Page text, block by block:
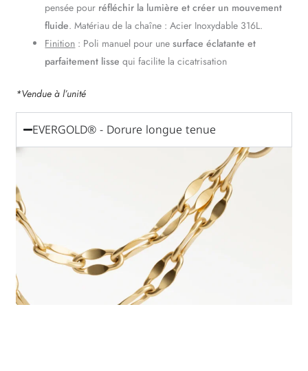
pensée pour réfléchir la lumière et créer un mouvement
fluide. Matériau de la chaîne : Acier Inoxydable 316L.
Finition : Poli manuel pour unesurface éclatante et
parfaitement lisse qui facilite la cicatrisation
*Vendue à l’unité
EVERGOLD® - Dorure longue tenue